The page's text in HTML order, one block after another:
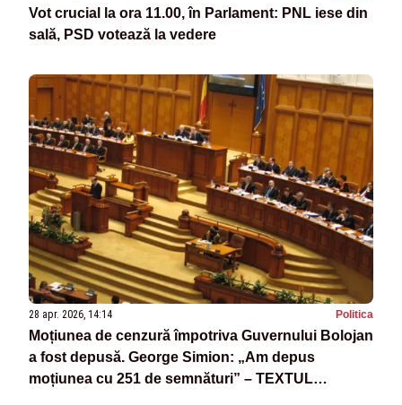
Vot crucial la ora 11.00, în Parlament: PNL iese din
sală, PSD votează la vedere
28 apr. 2026, 14:14 Politica
Moțiunea de cenzură împotriva Guvernului Bolojan
a fost depusă. George Simion: „Am depus
moțiunea cu 251 de semnături” – TEXTUL